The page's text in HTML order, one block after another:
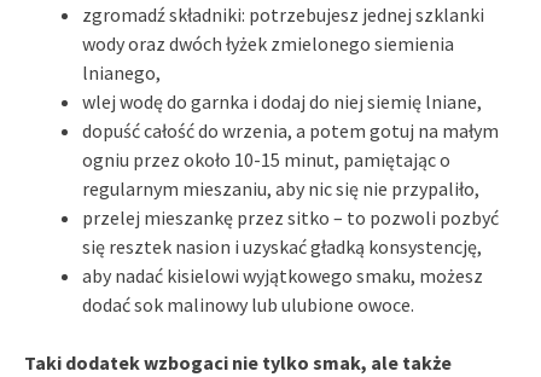
zgromadź składniki: potrzebujesz jednej szklanki
wody oraz dwóch łyżek zmielonego siemienia
lnianego,
wlej wodę do garnka i dodaj do niej siemię lniane,
dopuść całość do wrzenia, a potem gotuj na małym
ogniu przez około 10-15 minut, pamiętając o
regularnym mieszaniu, aby nic się nie przypaliło,
przelej mieszankę przez sitko – to pozwoli pozbyć
się resztek nasion i uzyskać gładką konsystencję,
aby nadać kisielowi wyjątkowego smaku, możesz
dodać sok malinowy lub ulubione owoce.
Taki dodatek wzbogaci nie tylko smak, ale także